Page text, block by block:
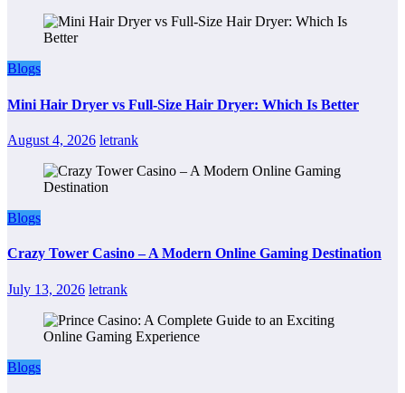
Blogs
Mini Hair Dryer vs Full-Size Hair Dryer: Which Is Better
August 4, 2026 letrank
Blogs
Crazy Tower Casino – A Modern Online Gaming Destination
July 13, 2026 letrank
Blogs